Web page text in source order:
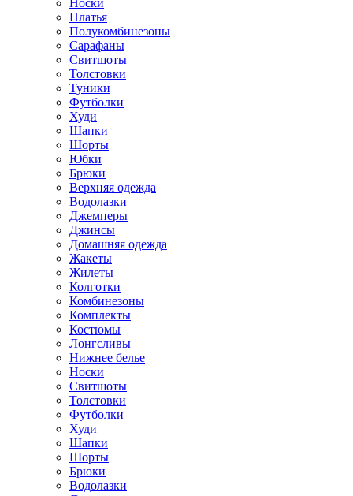
Платья
Полукомбинезоны
Сарафаны
Свитшоты
Толстовки
Туники
Футболки
Худи
Шапки
Шорты
Юбки
Брюки
Верхняя одежда
Водолазки
Джемперы
Джинсы
Домашняя одежда
Жакеты
Жилеты
Колготки
Комбинезоны
Комплекты
Костюмы
Лонгсливы
Нижнее белье
Носки
Свитшоты
Толстовки
Футболки
Худи
Шапки
Шорты
Брюки
Водолазки